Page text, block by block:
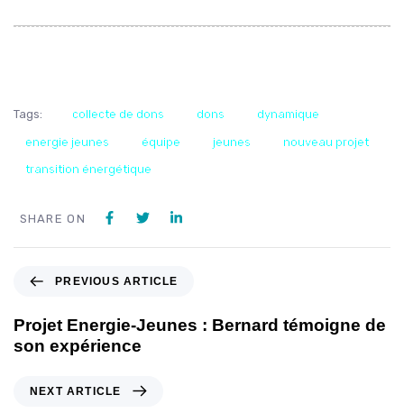
Tags: collecte de dons dons dynamique
energie jeunes équipe jeunes nouveau projet
transition énergétique
SHARE ON
PREVIOUS ARTICLE
Projet Energie-Jeunes : Bernard témoigne de
son expérience
NEXT ARTICLE